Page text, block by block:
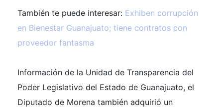
También te puede interesar: Exhiben corrupción
en Bienestar Guanajuato; tiene contratos con
proveedor fantasma
Información de la Unidad de Transparencia del
Poder Legislativo del Estado de Guanajuato, el
Diputado de Morena también adquirió un